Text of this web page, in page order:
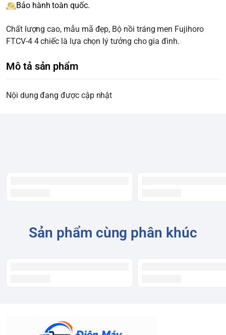
Bảo hành toàn quốc.
Chất lượng cao, mẫu mã đẹp, Bộ nồi tráng men Fujihoro
FTCV-4 4 chiếc là lựa chọn lý tưởng cho gia đình.
Mô tả sản phẩm
Nội dung đang được cập nhật
Sản phẩm cùng phân khúc